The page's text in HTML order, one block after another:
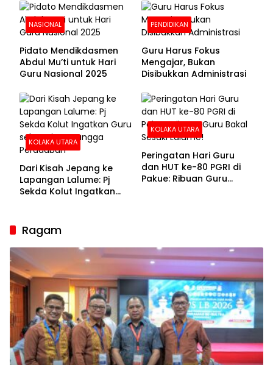
NASIONAL
Pidato Mendikdasmen
Abdul Mu’ti untuk Hari
Guru Nasional 2025
PENDIDIKAN
Guru Harus Fokus
Mengajar, Bukan
Disibukkan Administrasi
KOLAKA UTARA
Dari Kisah Jepang ke
Lapangan Lalume: Pj
Sekda Kolut Ingatkan
KOLAKA UTARA
Peringatan Hari Guru
dan HUT ke-80 PGRI di
Pakue: Ribuan Guru
Ragam